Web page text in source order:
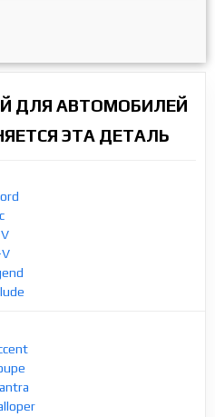
ДЛЯ АВТОМОБИЛЕЙ
ЭТА ДЕТАЛЬ